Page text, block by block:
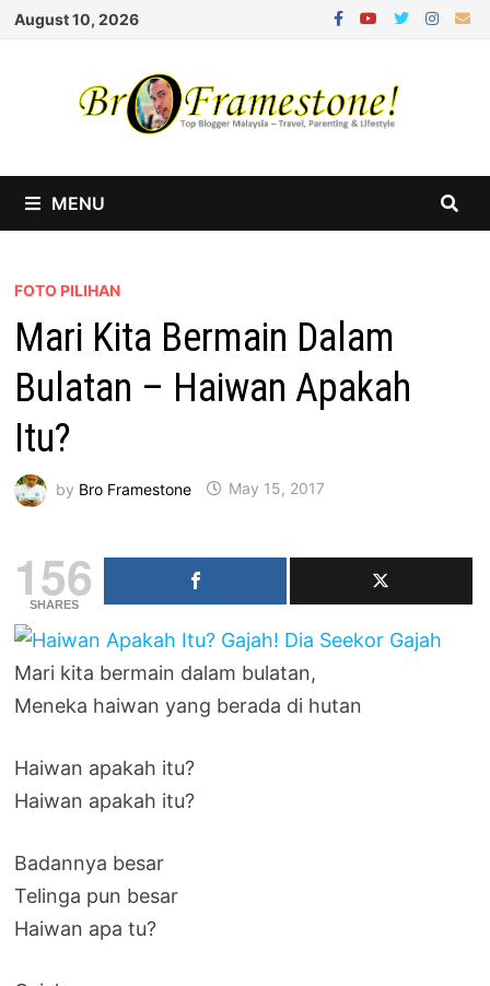
Skip
August 10, 2026
MENU
FOTO PILIHAN
Mari Kita Bermain Dalam
Bulatan – Haiwan Apakah
Itu?
by Bro Framestone May 15, 2017
156
SHARES
Mari kita bermain dalam bulatan,
Meneka haiwan yang berada di hutan
Haiwan apakah itu?
Haiwan apakah itu?
Badannya besar
Telinga pun besar
Haiwan apa tu?